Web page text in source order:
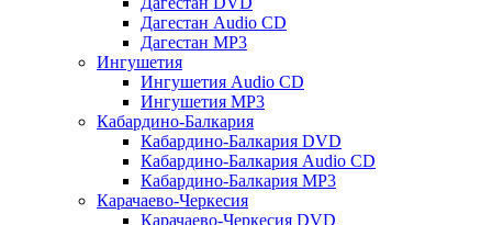
Дагестан Audio CD
Дагестан MP3
Ингушетия
Ингушетия Audio CD
Ингушетия MP3
Кабардино-Балкария
Кабардино-Балкария DVD
Кабардино-Балкария Audio CD
Кабардино-Балкария MP3
Карачаево-Черкесия
Карачаево-Черкесия DVD